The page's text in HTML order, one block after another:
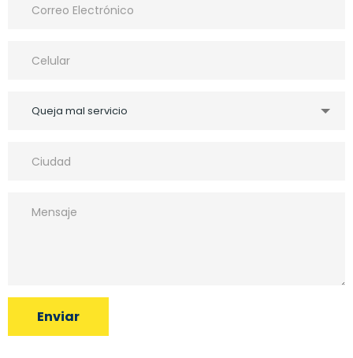
Queja mal servicio